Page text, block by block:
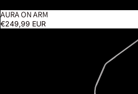
AURA ON ARM
€249,99 EUR